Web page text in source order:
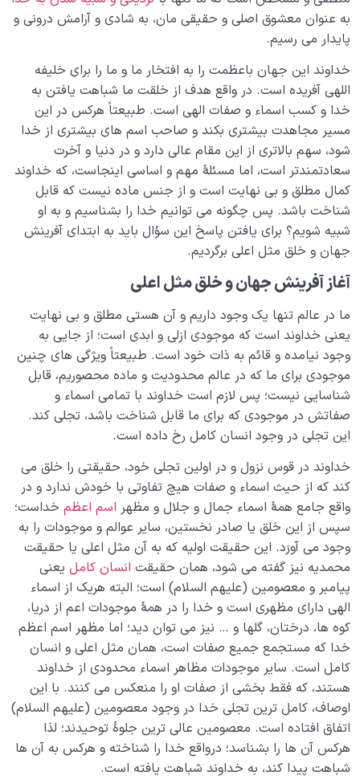
مهندسی نفس و تربیت روح 0/11
بلوغ کودک عزیز روان 0/8
قضا و قدر و اختیار 0/13
ابتلاء و امتحان در زندگی
شیطان دشمن آشکار
بیماری‌های پنهان روح 0/15
شناخت بهشت و جهنم
نگاه ابدی و آمادگی برای آخرت
از خیال تا سلامت قلب 0/31
انسان در مرکز آفرینش 0/9
دیدار جهان غیب 0/9
به عنوان معشوق اصلی و حقیقی مان، به شادی و آرامش درونی و
پایدار می رسیم.
خداوند این جهان باعظمت را به افتخار ما و ما را برای خلیفه
اللهی آفریده است. در واقع هدف از خلقت ما شباهت یافتن به
خدا و کسب اسماء و صفات الهی است. طبیعتاً هرکس در این
مسیر مجاهدت بیشتری بکند و صاحب اسم های بیشتری از خدا
شود، سهم بالاتری از این مقام عالی دارد و در دنیا و آخرت
سعادتمندتر است، اما مسئلۀ مهم و اساسی اینجاست، که خداوند
کمال مطلق و بی نهایت است و از جنس ماده نیست که قابل
شناخت باشد. پس چگونه می توانیم خدا را بشناسیم و به او
شبیه شویم؟ برای یافتن پاسخ این سؤال باید به ابتدای آفرینش
جهان و خلق مثل اعلی برگردیم.
آغاز آفرینش جهان و خلق مثل اعلی
ما در عالم تنها یک وجود داریم و آن هستی مطلق و بی نهایت
یعنی خداوند است که موجودی ازلی و ابدی است؛ از جایی به
وجود نیامده و قائم به ذات خود است. طبیعتاً ویژگی های چنین
موجودی برای ما که در عالم محدودیت و ماده محصوریم، قابل
شناسایی نیست؛ پس لازم است خداوند با تمامی اسماء و
صفاتش در موجودی که برای ما قابل شناخت باشد، تجلی کند.
این تجلی در وجود انسان کامل رخ داده است.
خداوند در قوس نزول و در اولین تجلی خود، حقیقتی را خلق می
کند که از حیث اسماء و صفات هیچ تفاوتی با خودش ندارد و در
واقع جامع همۀ اسماء جمال و جلال و مظهر اسم اعظم خداست؛
سپس از این خلق یا صادر نخستین، سایر عوالم و موجودات را به
وجود می آورَد. این حقیقت اولیه که به آن مثل اعلی یا حقیقت
محمدیه نیز گفته می شود، همان حقیقت انسان کامل یعنی
پیامبر و معصومین (علیهم السلام) است؛ البته هریک از اسماء
الهی دارای مظهری است و خدا را در همۀ موجودات اعم از دریا،
کوه ها، درختان، گلها و … نیز می توان دید؛ اما مظهر اسم اعظم
خدا که مستجمع جمیع صفات است، همان مثل اعلی و انسان
کامل است. سایر موجودات مظاهر اسماء محدودی از خداوند
هستند، که فقط بخشی از صفات او را منعکس می کنند. با این
اوصاف، کامل ترین تجلی خدا در وجود معصومین (علیهم السلام)
اتفاق افتاده است. معصومین عالی ترین جلوۀ توحیدند؛ لذا
هرکس آن ها را بشناسد؛ درواقع خدا را شناخته و هرکس به آن ها
شباهت پیدا کند، به خداوند شباهت یافته است.